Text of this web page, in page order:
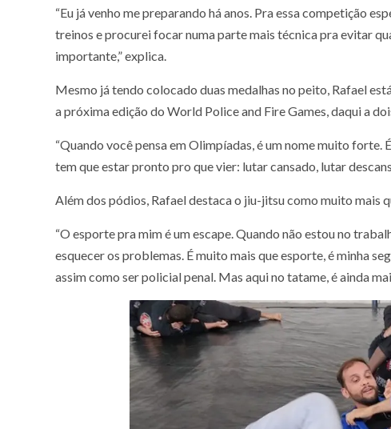
“Eu já venho me preparando há anos. Pra essa competição
treinos e procurei focar numa parte mais técnica pra evitar
importante,” explica.
Mesmo já tendo colocado duas medalhas no peito, Rafael
a próxima edição do World Police and Fire Games, daqui a
“Quando você pensa em Olimpíadas, é um nome muito
tem que estar pronto pro que vier: lutar cansado, lutar
Além dos pódios, Rafael destaca o jiu-jitsu como muito mais
“O esporte pra mim é um escape. Quando não estou no
esquecer os problemas. É muito mais que esporte, é minha
assim como ser policial penal. Mas aqui no tatame, é ainda